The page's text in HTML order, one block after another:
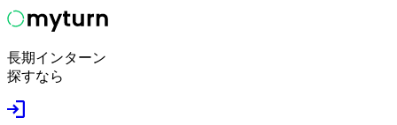
長期インターン
探すなら